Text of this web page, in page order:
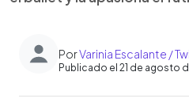
PorVarinia Escalante /
Publicado el 21 de agosto